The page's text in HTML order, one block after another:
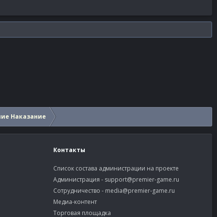
Наказание
Контакты
Список состава администрации на проекте
Администрация - support@premier-game.ru
Сотрудничество - media@premier-game.ru
Медиа-контент
Торговая площадка